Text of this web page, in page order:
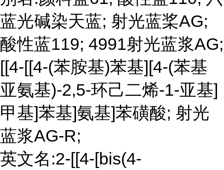
蓝光碱染天蓝; 射光蓝桨AG;
酸性蓝119; 4991射光蓝浆AG;
[[4-[[4-(苯胺基)苯基][4-(苯基
亚氨基)-2,5-环己二烯-1-亚基]
甲基]苯基]氨基]苯磺酸; 射光
蓝浆AG-R;
英文名:2-[[4-[bis(4-